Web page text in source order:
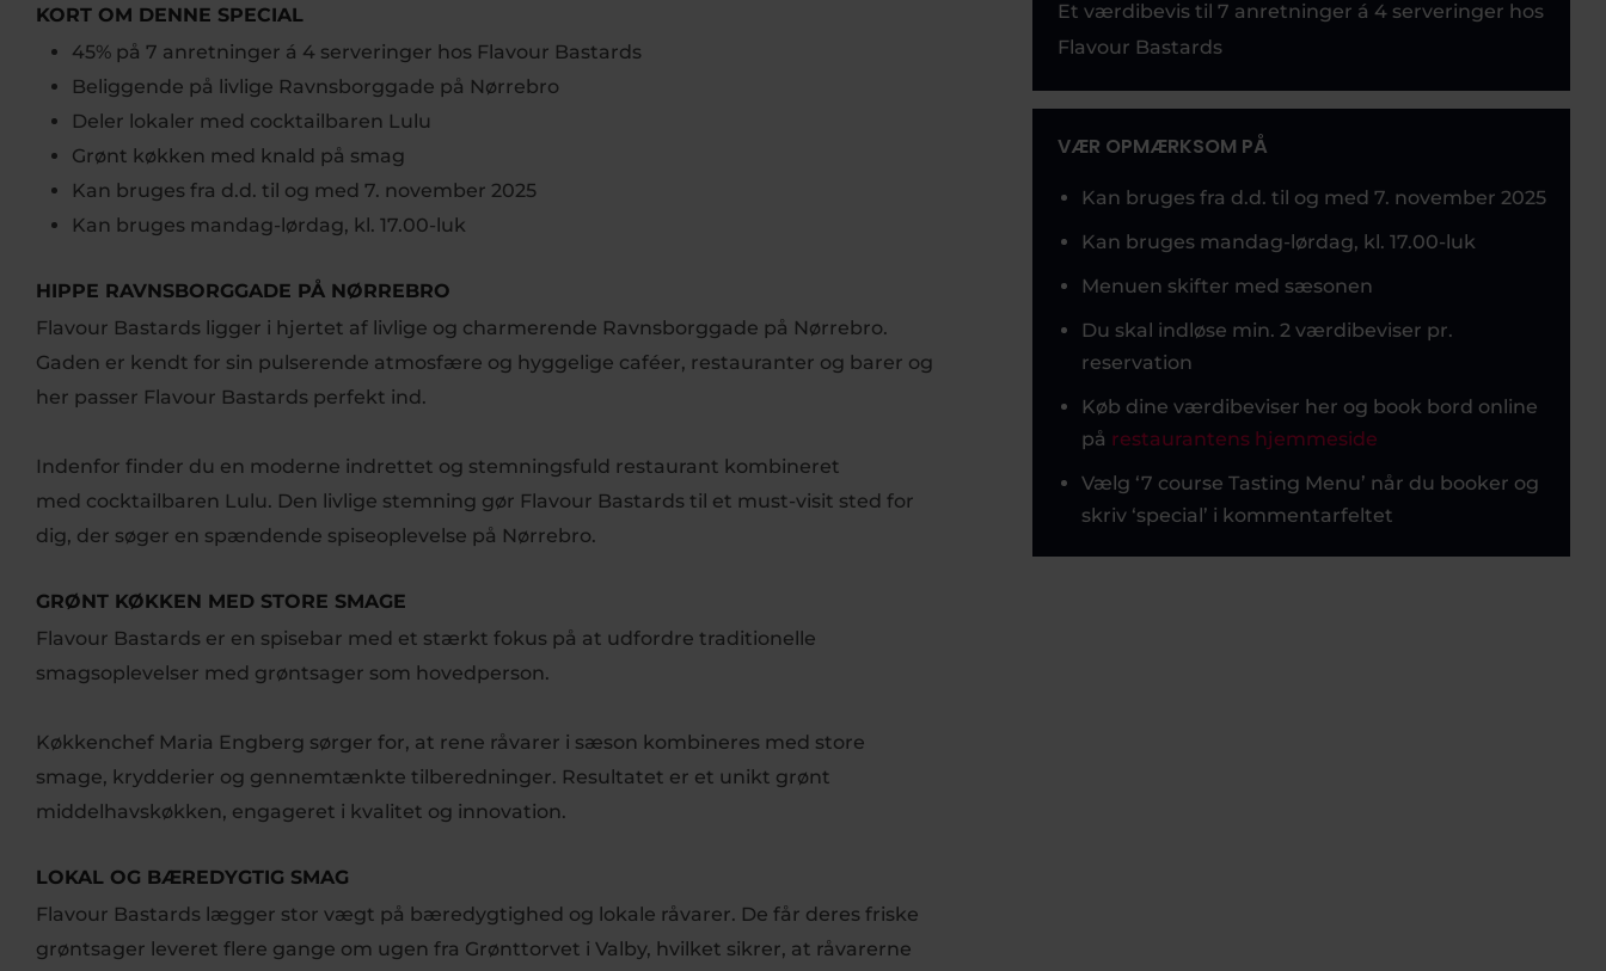
KORT OM DENNE SPECIAL
45% på 7 anretninger á 4 serveringer hos Flavour Bastards
Beliggende på livlige Ravnsborggade på Nørrebro
Deler lokaler med cocktailbaren Lulu
Grønt køkken med knald på smag
Kan bruges fra d.d. til og med 7. november 2025
Kan bruges mandag-lørdag, kl. 17.00-luk
HIPPE RAVNSBORGGADE PÅ NØRREBRO
Flavour Bastards ligger i hjertet af livlige og charmerende Ravnsborggade på Nørrebro.
Gaden er kendt for sin pulserende atmosfære og hyggelige caféer, restauranter og barer og
her passer Flavour Bastards perfekt ind.
Indenfor finder du en moderne indrettet og stemningsfuld restaurant kombineret
med cocktailbaren Lulu. Den livlige stemning gør Flavour Bastards til et must-visit sted for
dig, der søger en spændende spiseoplevelse på Nørrebro.
GRØNT KØKKEN MED STORE SMAGE
Flavour Bastards er en spisebar med et stærkt fokus på at udfordre traditionelle
smagsoplevelser med grøntsager som hovedperson.
Køkkenchef Maria Engberg sørger for, at rene råvarer i sæson kombineres med store
smage, krydderier og gennemtænkte tilberedninger. Resultatet er et unikt grønt
middelhavskøkken, engageret i kvalitet og innovation.
LOKAL OG BÆREDYGTIG SMAG
Flavour Bastards lægger stor vægt på bæredygtighed og lokale råvarer. De får deres friske
grøntsager leveret flere gange om ugen fra Grønttorvet i Valby, hvilket sikrer, at råvarerne
Et værdibevis til 7 anretninger á 4 serveringer hos
Flavour Bastards
VÆR OPMÆRKSOM PÅ
Kan bruges fra d.d. til og med 7. november 2025
Kan bruges mandag-lørdag, kl. 17.00-luk
Menuen skifter med sæsonen
Du skal indløse min. 2 værdibeviser pr.
reservation
Køb dine værdibeviser her og book bord online
på restaurantens hjemmeside
Vælg ‘7 course Tasting Menu’ når du booker og
skriv ‘special’ i kommentarfeltet